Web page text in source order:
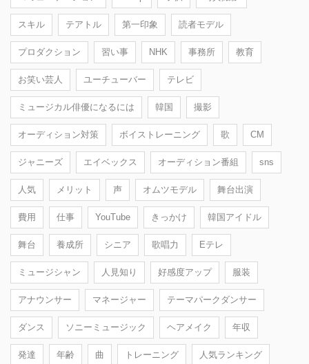
スキル テアトル 第一印象 読者モデル
プロダクション 習い事 NHK 事務所 教育
お笑い芸人 ユーチューバー テレビ
ミュージカル俳優になるには 韓国 撮影
オーディション対策 ボイストレーニング 歌 CM
ジャニーズ エイベックス オーディション番組 sns
人気 メリット 声 オムツモデル 舞台出演
費用 仕事 YouTube きっかけ 韓国アイドル
舞台 養成所 シニア 歌唱力 Eテレ
ミュージシャン 人見知り 好感度アップ 服装
アナウンサー マネージャー テーマパークダンサー
ダンス ソニーミュージック ヘアメイク 年収
発達 年齢 曲 トレーニング 人気ランキング